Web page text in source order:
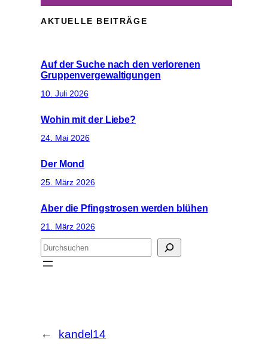
AKTUELLE BEITRÄGE
Auf der Suche nach den verlorenen
Gruppenvergewaltigungen
10. Juli 2026
Wohin mit der Liebe?
24. Mai 2026
Der Mond
25. März 2026
Aber die Pfingstrosen werden blühen
21. März 2026
S
u
←
kandel14